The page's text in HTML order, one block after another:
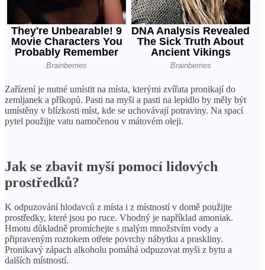
Zařízení je nutné umístit na místa, kterými zvířata pronikají do
zemljanek a příkopů. Pasti na myši a pasti na lepidlo by měly být
umístěny v blízkosti míst, kde se uchovávají potraviny. Na spací
pytel použijte vatu namočenou v mátovém oleji.
Jak se zbavit myší pomocí lidových
prostředků?
K odpuzování hlodavců z místa i z místností v domě použijte
prostředky, které jsou po ruce. Vhodný je například amoniak.
Hmotu důkladně promíchejte s malým množstvím vody a
připraveným roztokem otřete povrchy nábytku a praskliny.
Pronikavý zápach alkoholu pomáhá odpuzovat myši z bytu a
dalších místností.